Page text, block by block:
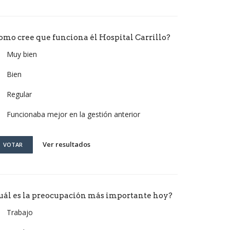
cree que funciona él Hospital Carrillo?
Muy bien
Bien
Regular
Funcionaba mejor en la gestión anterior
VOTAR Ver resultados
es la preocupación más importante hoy?
Trabajo